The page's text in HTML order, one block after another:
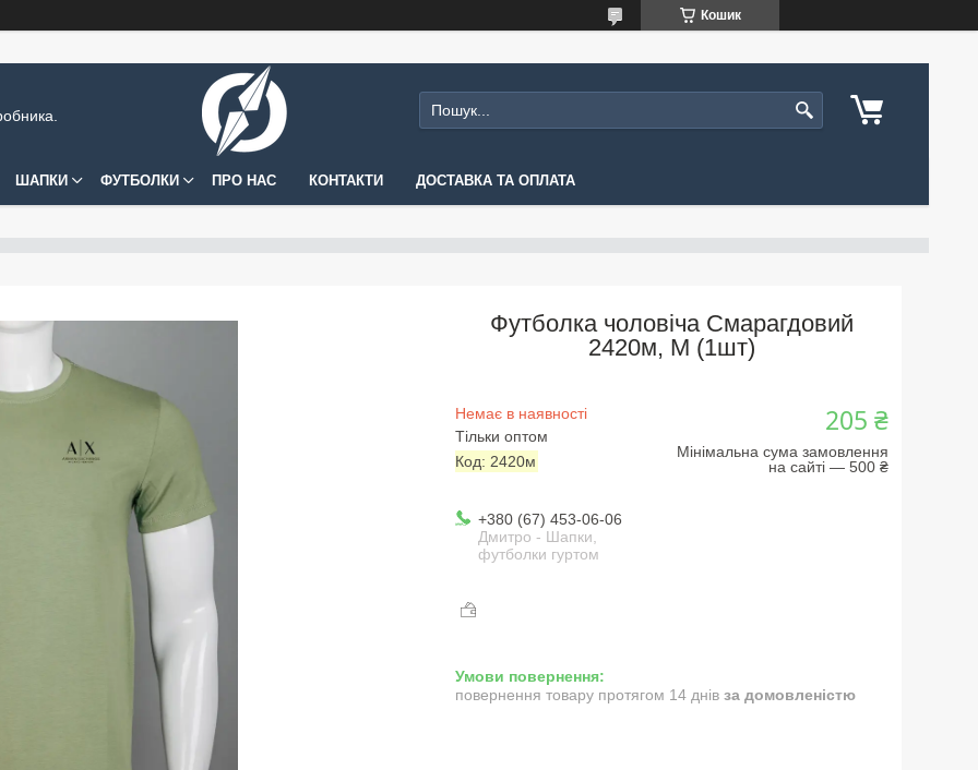
Кошик
ШАПКИ ФУТБОЛКИ ПРО НАС КОНТАКТИ ДОСТАВКА ТА ОПЛАТА
Футболка чоловіча Смарагдовий
2420м, M (1шт)
Немає в наявності
Тільки оптом
Код: 2420м
205 ₴
Мінімальна сума замовлення
на сайті — 500 ₴
+380 (67) 453-06-06
Дмитро - Шапки,
футболки гуртом
повернення товару протягом 14 днів за домовленістю